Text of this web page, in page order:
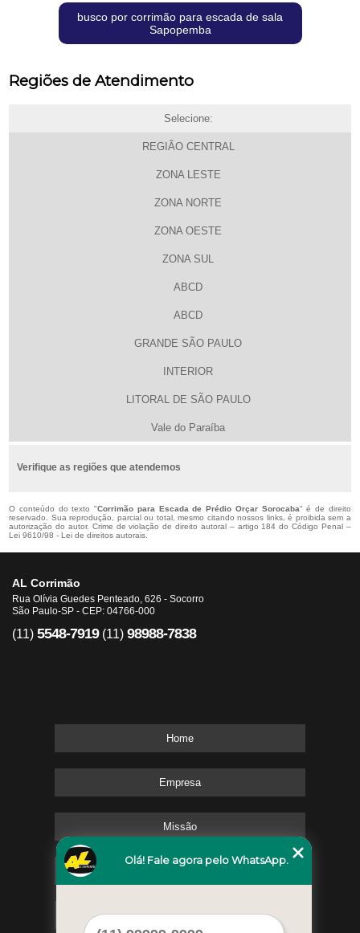
busco por corrimão para escada de sala
Sapopemba
Regiões de Atendimento
Selecione:
REGIÃO CENTRAL
ZONA LESTE
ZONA NORTE
ZONA OESTE
ZONA SUL
ABCD
ABCD
GRANDE SÃO PAULO
INTERIOR
LITORAL DE SÃO PAULO
Vale do Paraíba
Verifique as regiões que atendemos
O conteúdo do texto "Corrimão para Escada de Prédio Orçar Sorocaba" é de direito
reservado. Sua reprodução, parcial ou total, mesmo citando nossos links, é proibida sem a
autorização do autor. Crime de violação de direito autoral – artigo 184 do Código Penal –
Lei 9610/98 - Lei de direitos autorais
AL Corrimão
Rua Olívia Guedes Penteado, 626 - Socorro
São Paulo-SP - CEP: 04766-000
(11) 5548-7919 (11) 98988-7838
Home
Empresa
Missão
Contato
Olá! Fale agora pelo WhatsApp.